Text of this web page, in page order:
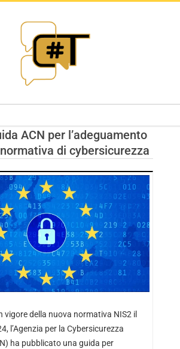
RIVISTA
TRENDS
ACN per l’adeguamento
di cybersicurezza
vigore della nuova normativa NIS2 il
l’Agenzia per la Cybersicurezza
ha pubblicato una guida per